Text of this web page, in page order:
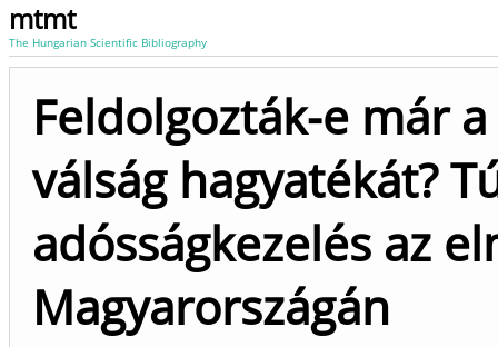
mtmt
The Hungarian Scientific Bibliography
Feldolgozták-e már
válság hagyatékát?
adósságkezelés az
Magyarországán